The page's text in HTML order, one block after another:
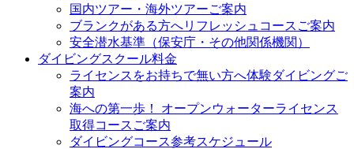
国内ツアー・海外ツアーご案内
ブランクがある方へリフレッシュコースご案内
安全潜水基準（保安庁・その他関係機関）
ダイビングスクール料金
ライセンスをお持ちで無い方へ体験ダイビングご
案内
海への第一歩！ オープンウォーターライセンス
取得コースご案内
ダイビングコース参考スケジュール